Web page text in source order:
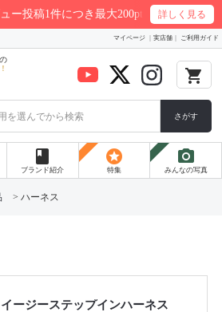
につき最大200ptプレゼント 詳しく見る
マイページ 実店舗 ご利用ガイド
local_grocery_store
さがす
book
ブランド紹介
stars
特集
photo_camera
みんなの写真
ハーネス
イージーステップインハーネス